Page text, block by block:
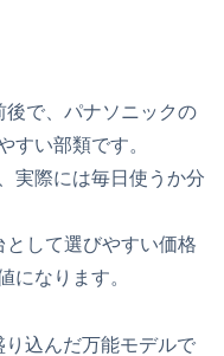
で、パナソニックの
すい部類です。
実際には毎日使うか分
して選びやすい価格
になります。
込んだ万能モデルで